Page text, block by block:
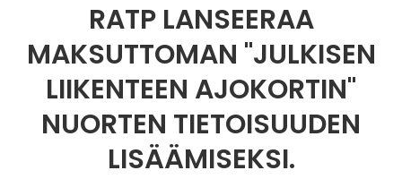
RATP LANSEERAA
MAKSUTTOMAN "JULKISEN
LIIKENTEEN AJOKORTIN"
NUORTEN TIETOISUUDEN
LISÄÄMISEKSI.